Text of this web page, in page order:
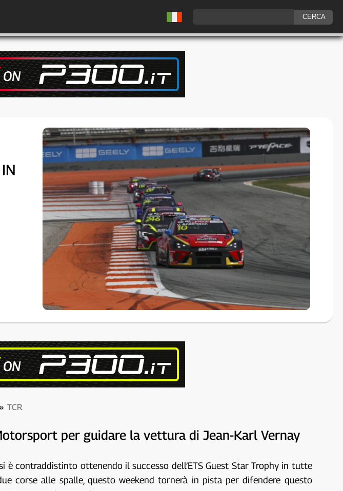
»TCR
per guidare la vettura di Jean-Karl Vernay
contraddistinto ottenendo il successo dell’ETS Guest Star Trophy in tutte
corse alle spalle, questo weekend tornerà in pista per difendere questo